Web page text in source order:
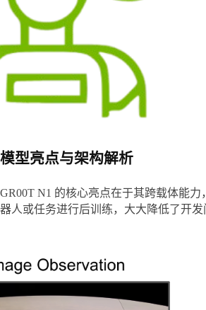
模型亮点与架构解析
GR00T N1 的核心亮点在于其跨载体能
器人或任务进行后训练，大大降低了开发